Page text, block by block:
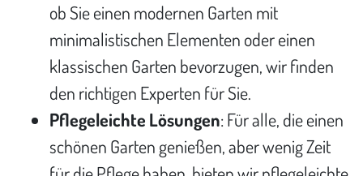
ob Sie einen modernen Garten mit
minimalistischen Elementen oder einen
klassischen Garten bevorzugen, wir finden
den richtigen Experten für Sie.
Pflegeleichte Lösungen: Für alle, die einen
schönen Garten genießen, aber wenig Zeit